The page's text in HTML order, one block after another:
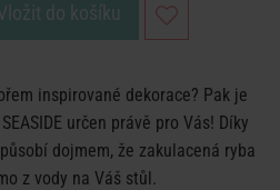
do košíku
inspirované dekorace? Pak je
určen právě pro Vás! Díky
dojmem, že zakulacená ryba
z vody na Váš stůl.